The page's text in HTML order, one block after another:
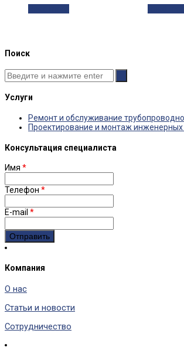
Поиск
Услуги
Ремонт и обслуживание
Проектирование и монтаж инженерных
Консультация специалиста
Имя *
Телефон *
E-mail *
Компания
О нас
Статьи и новости
Сотрудничество